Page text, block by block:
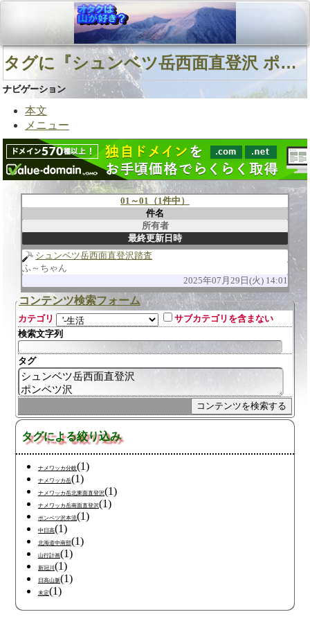
タグに『シュンベツ岳西面直登沢 ポンベツ沢 シュンベツ岳』を含む用語
ナビゲーション
本文
メニュー
01～01（1件中）
件名
所有者
最終更新日時
シュンベツ岳西面直登沢踏査
ふ～ちゃん
2025年07月29日(火) 14:01
コンテンツ検索フォーム
カテゴリ
サブカテゴリを含まない
検索文字列
タグ
タグによる絞り込み
ナメワッカ分岐(1)
ナメワッカ岳(1)
ナメワッカ岳北東面直登沢(1)
ナメワッカ岳南面直登沢(1)
ポンベツ沢本流(1)
中日高(1)
北海道中南部(1)
山行計画(1)
新冠川(1)
日高山脈(1)
未定(1)